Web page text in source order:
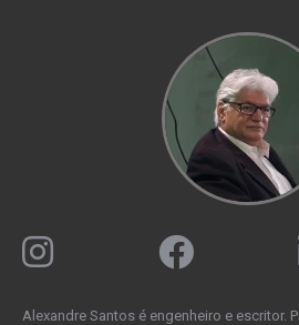
Alexandre Santos é engenheiro e escritor.